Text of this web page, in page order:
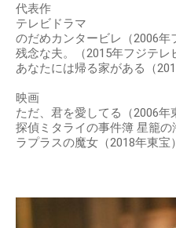
代表作
テレビドラマ
のだめカンタービレ（2006
残念な夫。（2015年フジテレ
あなたには帰る家がある（
映画
ただ、君を愛してる（2006年
探偵ミタライの事件簿 星籠
ラプラスの魔女（2018年東宝